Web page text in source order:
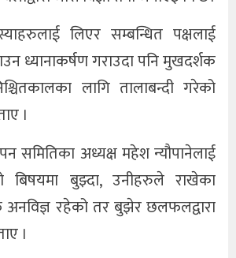
लिएर सम्बन्धित पक्षलाई
ध्यानाकर्षण गराउदा पनि मुखदर्शक
लागि तालाबन्दी गरेको
।
समितिका अध्यक्ष महेश न्यौपानेलाई
बिषयमा बुझ्दा, उनीहरुले राखेका
रहेको तर बुझेर छलफलद्वारा
।